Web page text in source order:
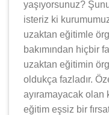
yaşıyorsunuz?
isteriz ki
uzaktan eğitimle
bakımından hiçbir
uzaktan eğitimin
oldukça fazladır.
ayıramayacak
eğitim eşsiz bir